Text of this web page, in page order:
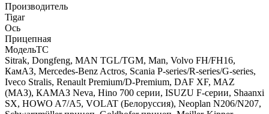
Производитель
Tigar
Ось
Прицепная
МодельТС
Sitrak, Dongfeng, MAN TGL/TGM, Man, Volvo FH/FH16,
КамАЗ, Mercedes-Benz Actros, Scania P-series/R-series/G-series,
Iveco Stralis, Renault Premium/D-Premium, DAF XF, MAZ
(МАЗ), КАМАЗ Neva, Hino 700 серии, ISUZU F-серии, Shaanxi
SX, HOWO A7/A5, VOLAT (Белоруссия), Neoplan N206/N207,